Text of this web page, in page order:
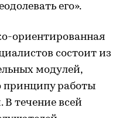
его».
ориентированная
состоит из
модулей,
принципу работы
В течение всей